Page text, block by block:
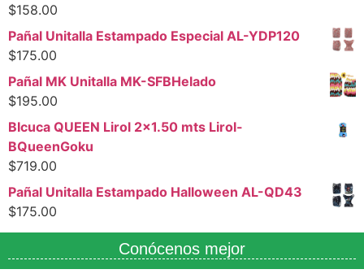
$158.00
Pañal Unitalla Estampado Especial AL-YDP120
$175.00
Pañal MK Unitalla MK-SFBHelado
$195.00
BIcuca QUEEN Lirol 2x1.50 mts Lirol-
BQueenGoku
$719.00
Pañal Unitalla Estampado Halloween AL-QD43
$175.00
Conócenos mejor